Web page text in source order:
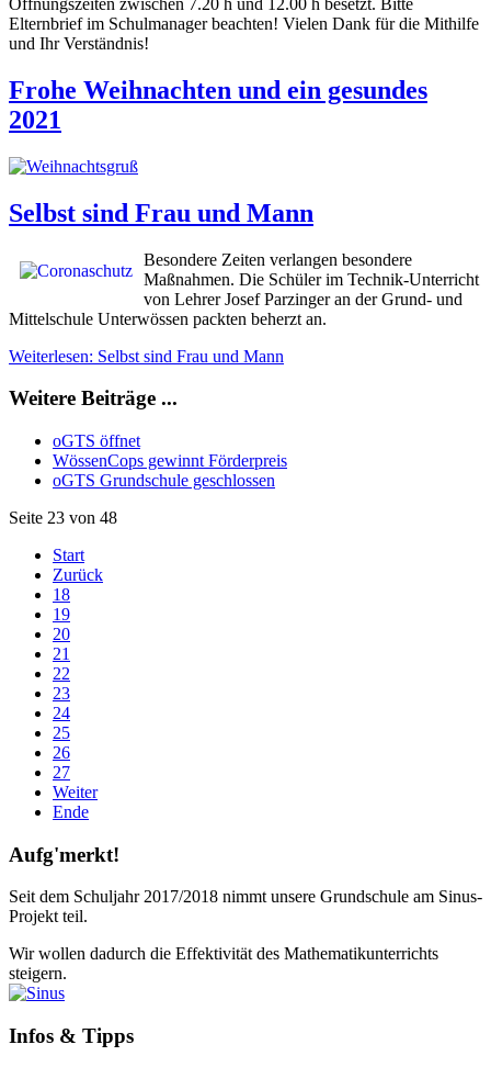
Öffnungszeiten zwischen 7.20 h und 12.00 h besetzt. Bitte
Elternbrief im Schulmanager beachten! Vielen Dank für die Mithilfe
und Ihr Verständnis!
Frohe Weihnachten und ein gesundes
2021
Selbst sind Frau und Mann
Besondere Zeiten verlangen besondere
Maßnahmen. Die Schüler im Technik-Unterricht
von Lehrer Josef Parzinger an der Grund- und
Mittelschule Unterwössen packten beherzt an.
Weiterlesen: Selbst sind Frau und Mann
Weitere Beiträge ...
oGTS öffnet
WössenCops gewinnt Förderpreis
oGTS Grundschule geschlossen
Seite 23 von 48
Start
Zurück
18
19
20
21
22
23
24
25
26
27
Weiter
Ende
Aufg'merkt!
Seit dem Schuljahr 2017/2018 nimmt unsere Grundschule am Sinus-
Projekt teil.
Wir wollen dadurch die Effektivität des Mathematikunterrichts
steigern.
Infos & Tipps